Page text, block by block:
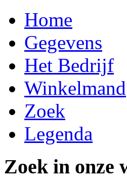
Home
Gegevens
Het Bedrijf
Winkelmand
Zoek
Legenda
Zoek in onze